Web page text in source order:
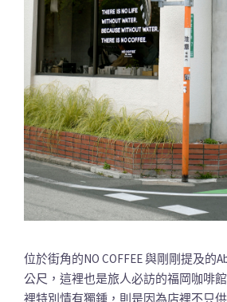
位於街角的NO COFFEE 與剛剛提及的
公尺，這裡也是旅人必訪的福岡咖啡
裡特別情有獨鍾，則是因為店裡不只